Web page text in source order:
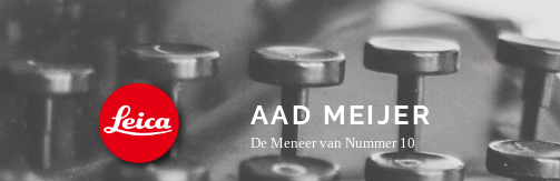
content
AAD MEIJER
De Meneer van Nummer 10